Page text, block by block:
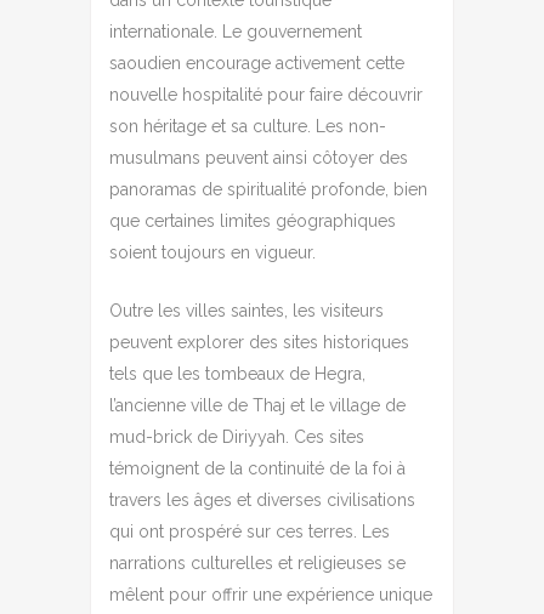
internationale. Le gouvernement
saoudien encourage activement cette
nouvelle hospitalité pour faire découvrir
son héritage et sa culture. Les non-
musulmans peuvent ainsi côtoyer des
panoramas de spiritualité profonde, bien
que certaines limites géographiques
soient toujours en vigueur.
Outre les villes saintes, les visiteurs
peuvent explorer des sites historiques
tels que les tombeaux de Hegra,
l’ancienne ville de Thaj et le village de
mud-brick de Diriyyah. Ces sites
témoignent de la continuité de la foi à
travers les âges et diverses civilisations
qui ont prospéré sur ces terres. Les
narrations culturelles et religieuses se
mêlent pour offrir une expérience unique